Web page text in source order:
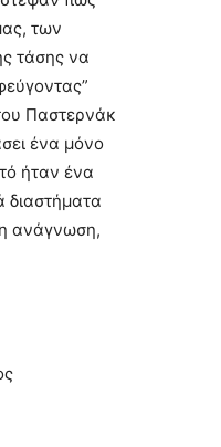
των
τάσης να
Παστερνάκ
ένα μόνο
ήταν ένα
διαστήματα
ανάγνωση,